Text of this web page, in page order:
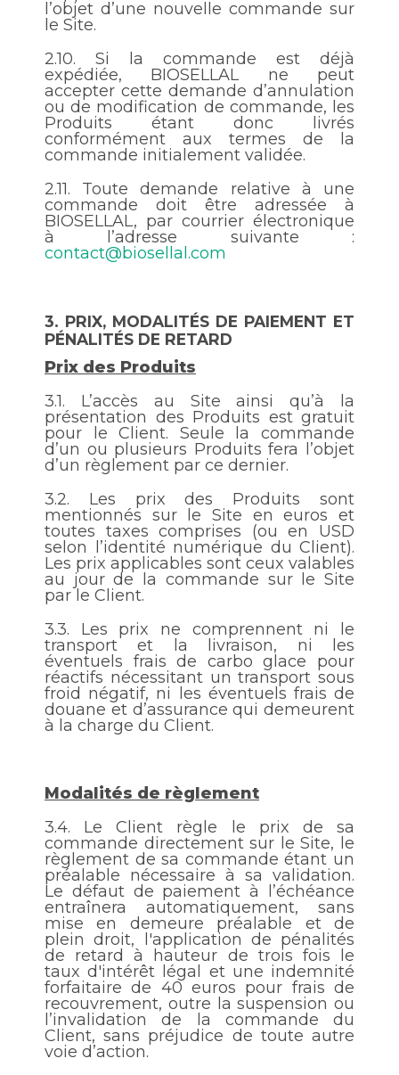
l’objet d’une nouvelle commande sur
le Site.
2.10.
Si la commande est déjà
expédiée, BIOSELLAL ne peut
accepter cette demande d’annulation
ou de modification de commande, les
Produits étant donc livrés
conformément aux termes de la
commande initialement validée.
2.11.
Toute demande relative à une
commande doit être adressée à
BIOSELLAL, par courrier électronique
à l’adresse suivante :
contact@biosellal.com
3. PRIX, MODALITÉS DE PAIEMENT ET
PÉNALITÉS DE RETARD
Prix des Produits
3.1.
L’accès au Site ainsi qu’à la
présentation des Produits est gratuit
pour le Client. Seule la commande
d’un ou plusieurs Produits fera l’objet
d’un règlement par ce dernier.
3.2.
Les prix des Produits sont
mentionnés sur le Site en euros et
toutes taxes comprises (ou en USD
selon l’identité numérique du Client).
Les prix applicables sont ceux valables
au jour de la commande sur le Site
par le Client.
3.3.
Les prix ne comprennent ni le
transport et la livraison, ni les
éventuels frais de carbo glace pour
réactifs nécessitant un transport sous
froid négatif, ni les éventuels frais de
douane et d’assurance qui demeurent
à la charge du Client.
Modalités de règlement
3.4.
Le Client règle le prix de sa
commande directement sur le Site, le
règlement de sa commande étant un
préalable nécessaire à sa validation.
Le défaut de paiement à l’échéance
entraînera automatiquement, sans
mise en demeure préalable et de
plein droit, l'application de pénalités
de retard à hauteur de trois fois le
taux d'intérêt légal et une indemnité
forfaitaire de 40 euros pour frais de
recouvrement, outre la suspension ou
l’invalidation de la commande du
Client, sans préjudice de toute autre
voie d’action.